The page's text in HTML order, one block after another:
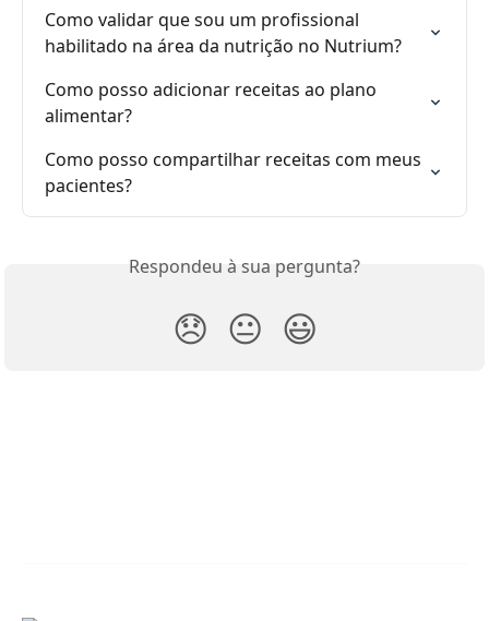
Como validar que sou um profissional
habilitado na área da nutrição no Nutrium?
Como posso adicionar receitas ao plano
alimentar?
Como posso compartilhar receitas com meus
pacientes?
Respondeu à sua pergunta?
😞 😐 😃